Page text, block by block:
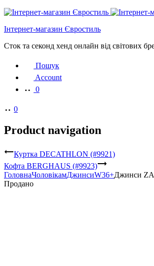
Інтернет-магазин Євростиль
Сток та секонд хенд онлайн від світових
Пошук
Account
0
0
Product navigation
Куртка DECATHLON (#9921)
Кофта BERGHAUS (#9923)
ГоловнаЧоловікамДжинсиW36+Джинси
Продано